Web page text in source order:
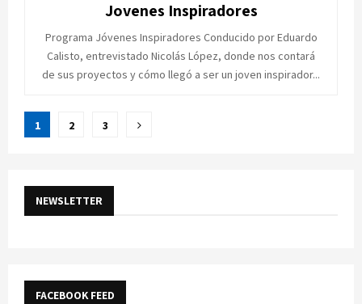
Jovenes Inspiradores
Programa Jóvenes Inspiradores Conducido por Eduardo
Calisto, entrevistado Nicolás López, donde nos contará
de sus proyectos y cómo llegó a ser un joven inspirador...
Paginación
entradas
1 2 3
NEWSLETTER
FACEBOOK FEED